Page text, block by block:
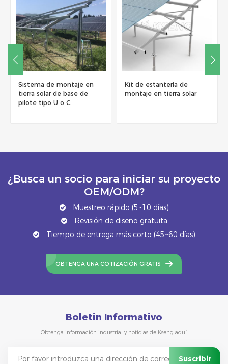
Kit de estantería de
montaje en tierra solar
Sistemas de montaje
tierra solar de aluminio
¿Busca un socio para iniciar su proyecto
OEM/ODM?
Muestreo rápido (5~10 días)
Revisión de diseño gratuita
Tiempo de entrega más corto (45~60 días)
OBTENGA UNA COTIZACIÓN GRATIS
Boletin Informativo
Obtenga información industrial y noticias de Kseng aquí.